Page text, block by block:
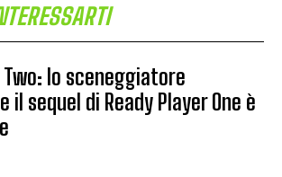
Two: lo sceneggiatore
il sequel di Ready Player One è